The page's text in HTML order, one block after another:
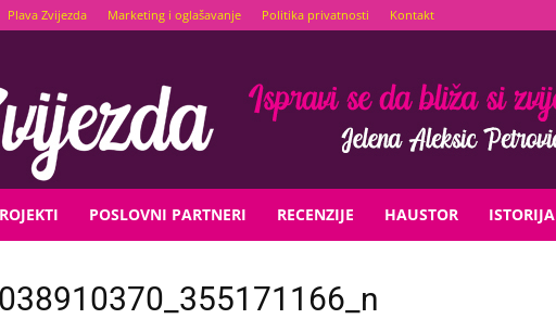
Plava Zvijezda Marketing i oglašavanje Politika privatnosti Kontakt
POSLOVNI PARTNERI RECENZIJE HAUSTOR ISTORIJA